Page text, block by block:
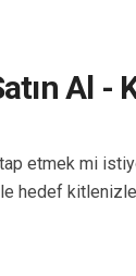
Al -
etmek mi
hedef